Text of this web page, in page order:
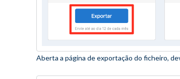
Aberta a página de exportação do ficheiro,